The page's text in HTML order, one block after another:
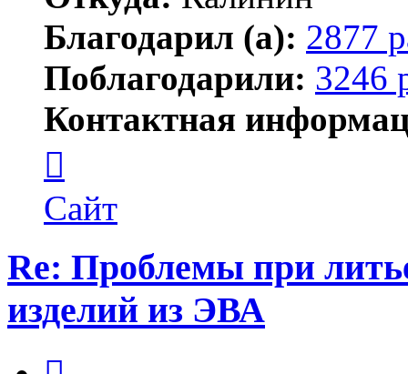
Благодарил (а): 2877
Поблагодарили: 3246
Контактная
пользователя
Maks42
Сайт
Re: Проблемы при
изделий из ЭВА